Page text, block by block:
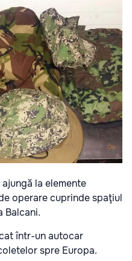
la elemente
operare cuprinde spaţiul
Balcani.
într-un autocar
spre Europa.